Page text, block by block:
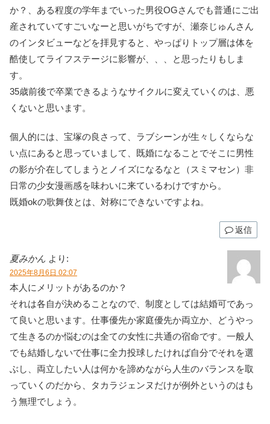
か？、ある程度の学年までいった男役OGさんでも普通にご出
産されていてすごいなーと思いがちですが、瀬奈じゅんさん
のインタビューなどを拝見すると、やっぱりトップ層は体を
酷使してライフステージに影響が、、、と思ったりもしま
す。
35歳前後で卒業できるようなサイクルに変えていくのは、悪
くないと思います。
個人的には、宝塚の良さって、ラブシーンが生々しくならな
い点にあると思っていまして、既婚になることでそこに男性
の影が介在してしまうとノイズになるなと（スミマセン）非
日常の少女漫画感を味わいに来ているわけですから。
既婚okの歌舞伎とは、対称にできないですよね。
返信
夏みかん より:
2025年8月6日 02:07
本人にメリットがあるのか？
それは各自が決めることなので、制度としては結婚可であっ
て良いと思います。仕事優先か家庭優先か両立か、どうやっ
て生きるのか悩むのは全ての女性に共通の宿命です。一般人
でも結婚しないで仕事に全力投球したければ自分でそれを選
ぶし、両立したい人は何かを諦めながら人生のバランスを取
っていくのだから、タカラジェンヌだけが例外というのはも
う無理でしょう。